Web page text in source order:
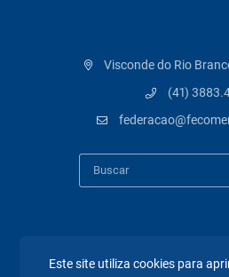
Visconde do Rio
(41)
Este site utiliza cookies para